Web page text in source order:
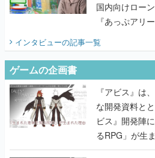
国内向けロー
『あっぷアリ
てみた
インタビューの記事一覧
ゲームの企画書
『アビス』は
な開発資料と
ビス』開発陣
るRPG」が生
書】